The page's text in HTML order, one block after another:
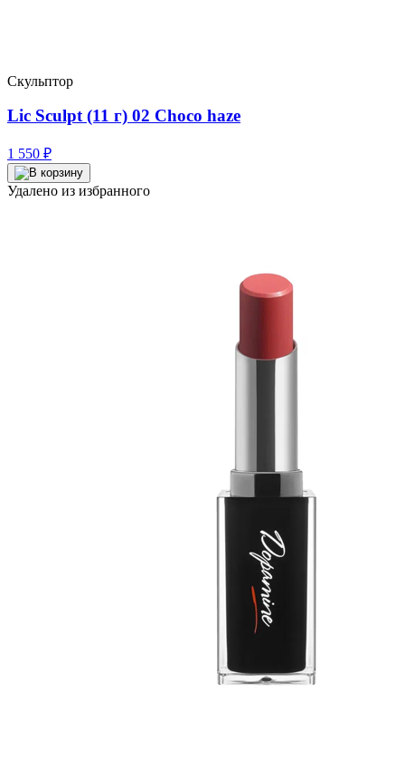
Скульптор
Lic Sculpt (11 г) 02 Choco haze
1 550 ₽
Удалено из избранного